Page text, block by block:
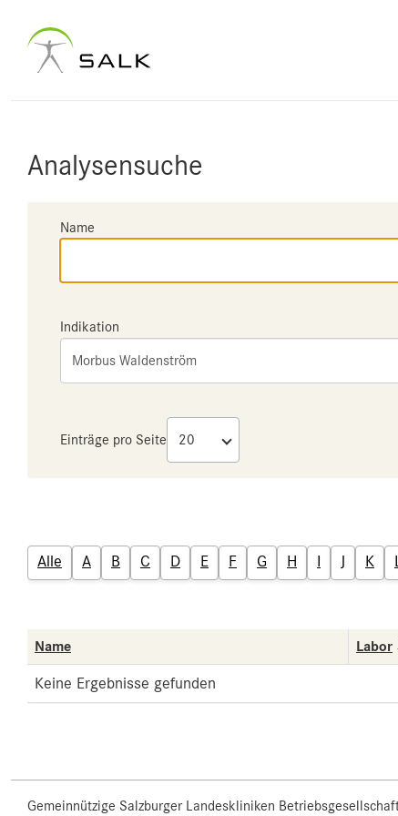
Analysensuche
Name
Indikation
Morbus Waldenström
Einträge pro Seite
Alle A B C D E F G H I J K
Name Labor
Keine Ergebnisse gefunden
Gemeinnützige Salzburger Landeskliniken